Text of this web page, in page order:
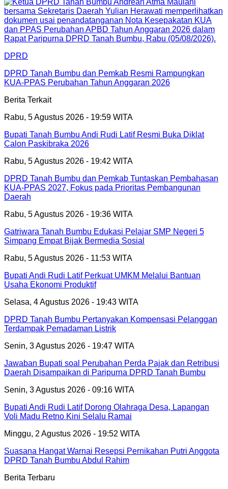
DPRD
DPRD Tanah Bumbu dan Pemkab Resmi Rampungkan
KUA-PPAS Perubahan Tahun Anggaran 2026
Berita Terkait
Rabu, 5 Agustus 2026 - 19:59 WITA
Bupati Tanah Bumbu Andi Rudi Latif Resmi Buka Diklat
Calon Paskibraka 2026
Rabu, 5 Agustus 2026 - 19:42 WITA
DPRD Tanah Bumbu dan Pemkab Tuntaskan Pembahasan
KUA-PPAS 2027, Fokus pada Prioritas Pembangunan
Daerah
Rabu, 5 Agustus 2026 - 19:36 WITA
Gatriwara Tanah Bumbu Edukasi Pelajar SMP Negeri 5
Simpang Empat Bijak Bermedia Sosial
Rabu, 5 Agustus 2026 - 11:53 WITA
Bupati Andi Rudi Latif Perkuat UMKM Melalui Bantuan
Usaha Ekonomi Produktif
Selasa, 4 Agustus 2026 - 19:43 WITA
DPRD Tanah Bumbu Pertanyakan Kompensasi Pelanggan
Terdampak Pemadaman Listrik
Senin, 3 Agustus 2026 - 19:47 WITA
Jawaban Bupati soal Perubahan Perda Pajak dan Retribusi
Daerah Disampaikan di Paripurna DPRD Tanah Bumbu
Senin, 3 Agustus 2026 - 09:16 WITA
Bupati Andi Rudi Latif Dorong Olahraga Desa, Lapangan
Voli Madu Retno Kini Selalu Ramai
Minggu, 2 Agustus 2026 - 19:52 WITA
Suasana Hangat Warnai Resepsi Pernikahan Putri Anggota
DPRD Tanah Bumbu Abdul Rahim
Berita Terbaru